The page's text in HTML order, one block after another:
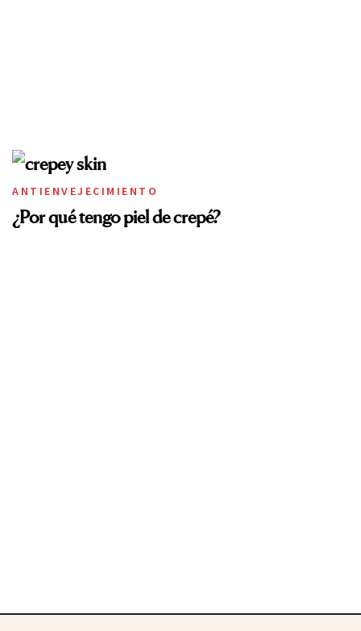
ANTIENVEJECIMIENTO
¿Por qué tengo piel de crepé?